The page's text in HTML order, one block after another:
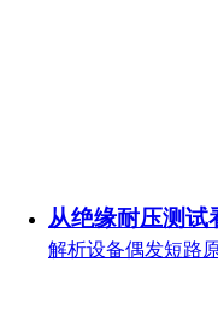
从绝缘耐压测试
解析设备偶发短路